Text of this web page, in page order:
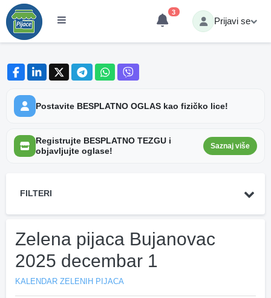
3
Prijavi se
Postavite BESPLATNO OGLAS kao fizičko lice!
Registrujte BESPLATNO TEZGU i
objavljujte oglase!
Saznaj više
FILTERI
Zelena pijaca Bujanovac
2025 decembar 1
KALENDAR ZELENIH PIJACA